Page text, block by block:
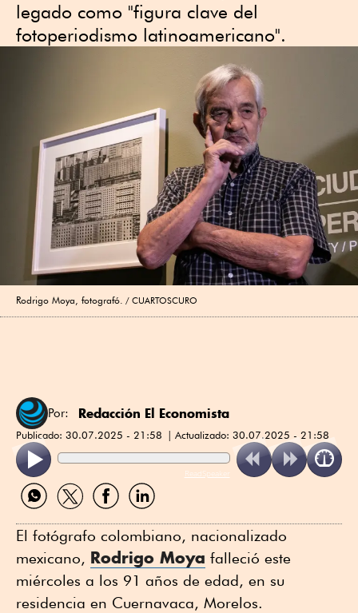
legado como "figura clave del
fotoperiodismo latinoamericano".
Rodrigo Moya, fotografó. CUARTOSCURO
Por: Redacción El Economista
Publicado: 30.07.2025 - 21:58 Actualizado: 30.07.2025 - 21:58
ReadSpeaker
Compartir
por
Compartir
por
Compartir
por
Compartir
por
El fotógrafo colombiano, nacionalizado
mexicano, Rodrigo Moya falleció este
miércoles a los 91 años de edad, en su
residencia en Cuernavaca, Morelos.